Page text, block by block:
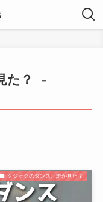
た？
–
クジャクのダンス、誰が見た？